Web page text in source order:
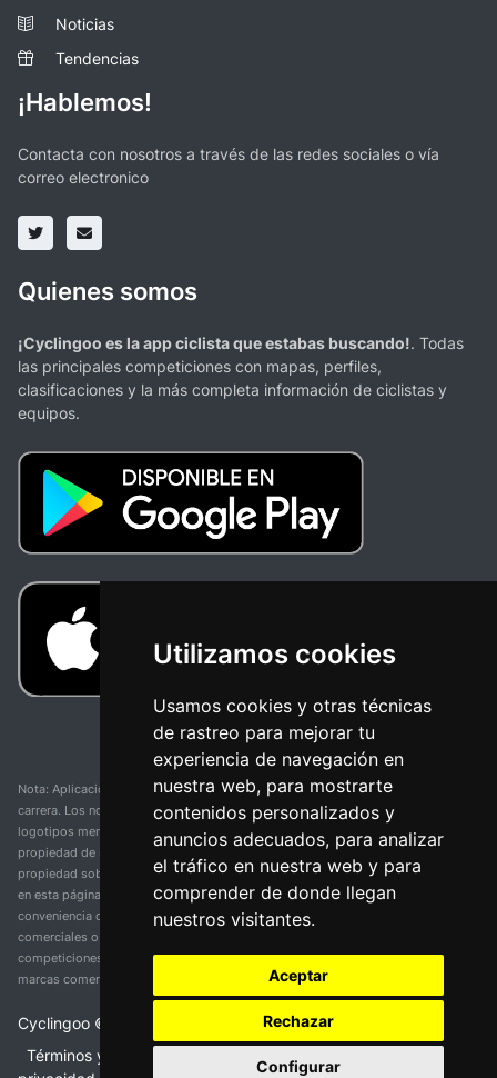
Utilizamos cookies
Usamos cookies y otras técnicas
de rastreo para mejorar tu
experiencia de navegación en
nuestra web, para mostrarte
contenidos personalizados y
anuncios adecuados, para analizar
el tráfico en nuestra web y para
comprender de donde llegan
nuestros visitantes.
Aceptar
Rechazar
Configurar
Noticias
Tendencias
¡Hablemos!
Contacta con nosotros a través de las redes sociales o vía
correo electronico
Quienes somos
¡Cyclingoo es la app ciclista que estabas buscando!. Todas
las principales competiciones con mapas, perfiles,
clasificaciones y la más completa información de ciclistas y
equipos.
Nota: Aplicación y web no oficial y no relacionada con ninguna organización o
carrera. Los nombres de equipos, competiciones, marcas comerciales y
logotipos mencionados en esta página de resultados de ciclismo son
propiedad de sus respectivos dueños. No tenemos afiliación, patrocinio ni
propiedad sobre estas marcas comerciales. Toda la información proporcionada
en esta página se presenta únicamente con fines informativos y para la
conveniencia de nuestros usuarios. Cualquier uso de nombres, marcas
comerciales o logotipos tiene el único propósito de identificar equipos y
competiciones y no implica asociación o respaldo. Todos los derechos de las
marcas comerciales mencionadas aquí pertenecen a sus propietarios legítimos.
Cyclingoo ©
Términos y condiciones del servicio